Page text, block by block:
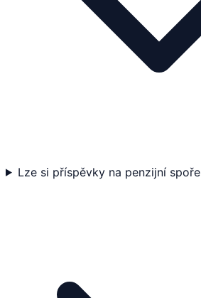
Lze si příspěvky na penzijní